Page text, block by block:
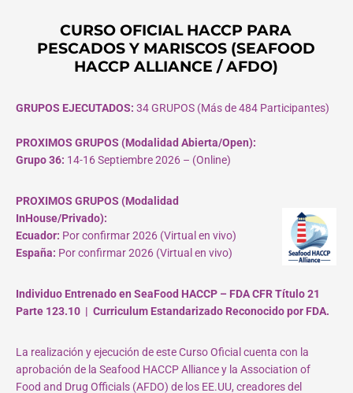
CURSO OFICIAL HACCP PARA
PESCADOS Y MARISCOS (SEAFOOD
HACCP ALLIANCE / AFDO)
GRUPOS EJECUTADOS: 34 GRUPOS (Más de 484 Participantes)
PROXIMOS GRUPOS (Modalidad Abierta/Open):
Grupo 36: 14-16 Septiembre 2026 – (Online)
PROXIMOS GRUPOS (Modalidad
InHouse/Privado):
Ecuador: Por confirmar 2026 (Virtual en vivo)
España: Por confirmar 2026 (Virtual en vivo)
Individuo Entrenado en SeaFood HACCP – FDA CFR Título 21
Parte 123.10 | Curriculum Estandarizado Reconocido por FDA.
La realización y ejecución de este Curso Oficial cuenta con la
aprobación de la Seafood HACCP Alliance y la Association of
Food and Drug Officials (AFDO) de los EE.UU, creadores del